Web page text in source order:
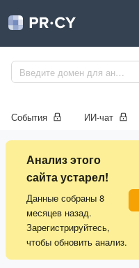
События ИИ-чат
Анализ этого
сайта устарел!
Данные собраны 8
месяцев назад.
Зарегистрируйтесь,
чтобы обновить анализ.